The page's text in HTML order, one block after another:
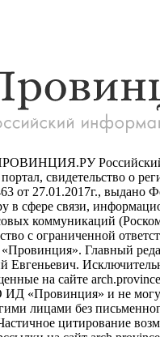
ПРОВИНЦИЯ.РУ
свидетельство о
от 27.01.2017г., выдано
в сфере связи,
коммуникаций
с ограниченной
Главный
Евгеньевич.
на сайте
«Провинция» и не
лицами без
цитирование